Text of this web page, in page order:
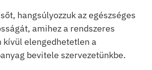
hangsúlyozzuk az egészséges
amihez a rendszeres
kívül elengedhetetlen a
bevitele szervezetünkbe.